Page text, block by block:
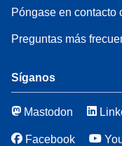
Póngase en contacto
Preguntas más
Síganos
Mastodon
Facebook